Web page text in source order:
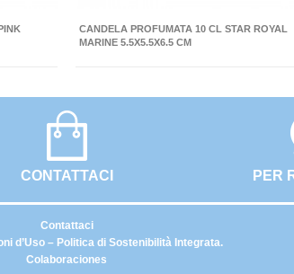
CANDELA PROFUMATA 10 CL STAR ROYAL
MARINE 5.5X5.5X6.5 CM
CONTATTACI PER
d’Uso – Politica di Sostenibilità Integrata.
Colaboraciones
Contattaci